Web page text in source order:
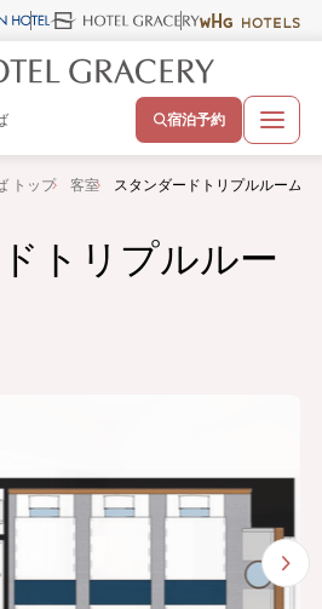
宿泊予約
トップ 客室 スタンダードトリプルルーム
トリプルルー